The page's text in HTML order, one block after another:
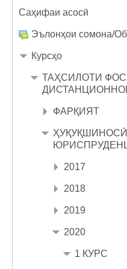
Саҳифаи асосӣ
Эълонҳои сомона/
Курсҳо
ТАҲСИЛОТИ
ФАРҚИЯТ
ҲУҚУҚШИНОСӢ
2017
2018
2019
2020
1 КУРС